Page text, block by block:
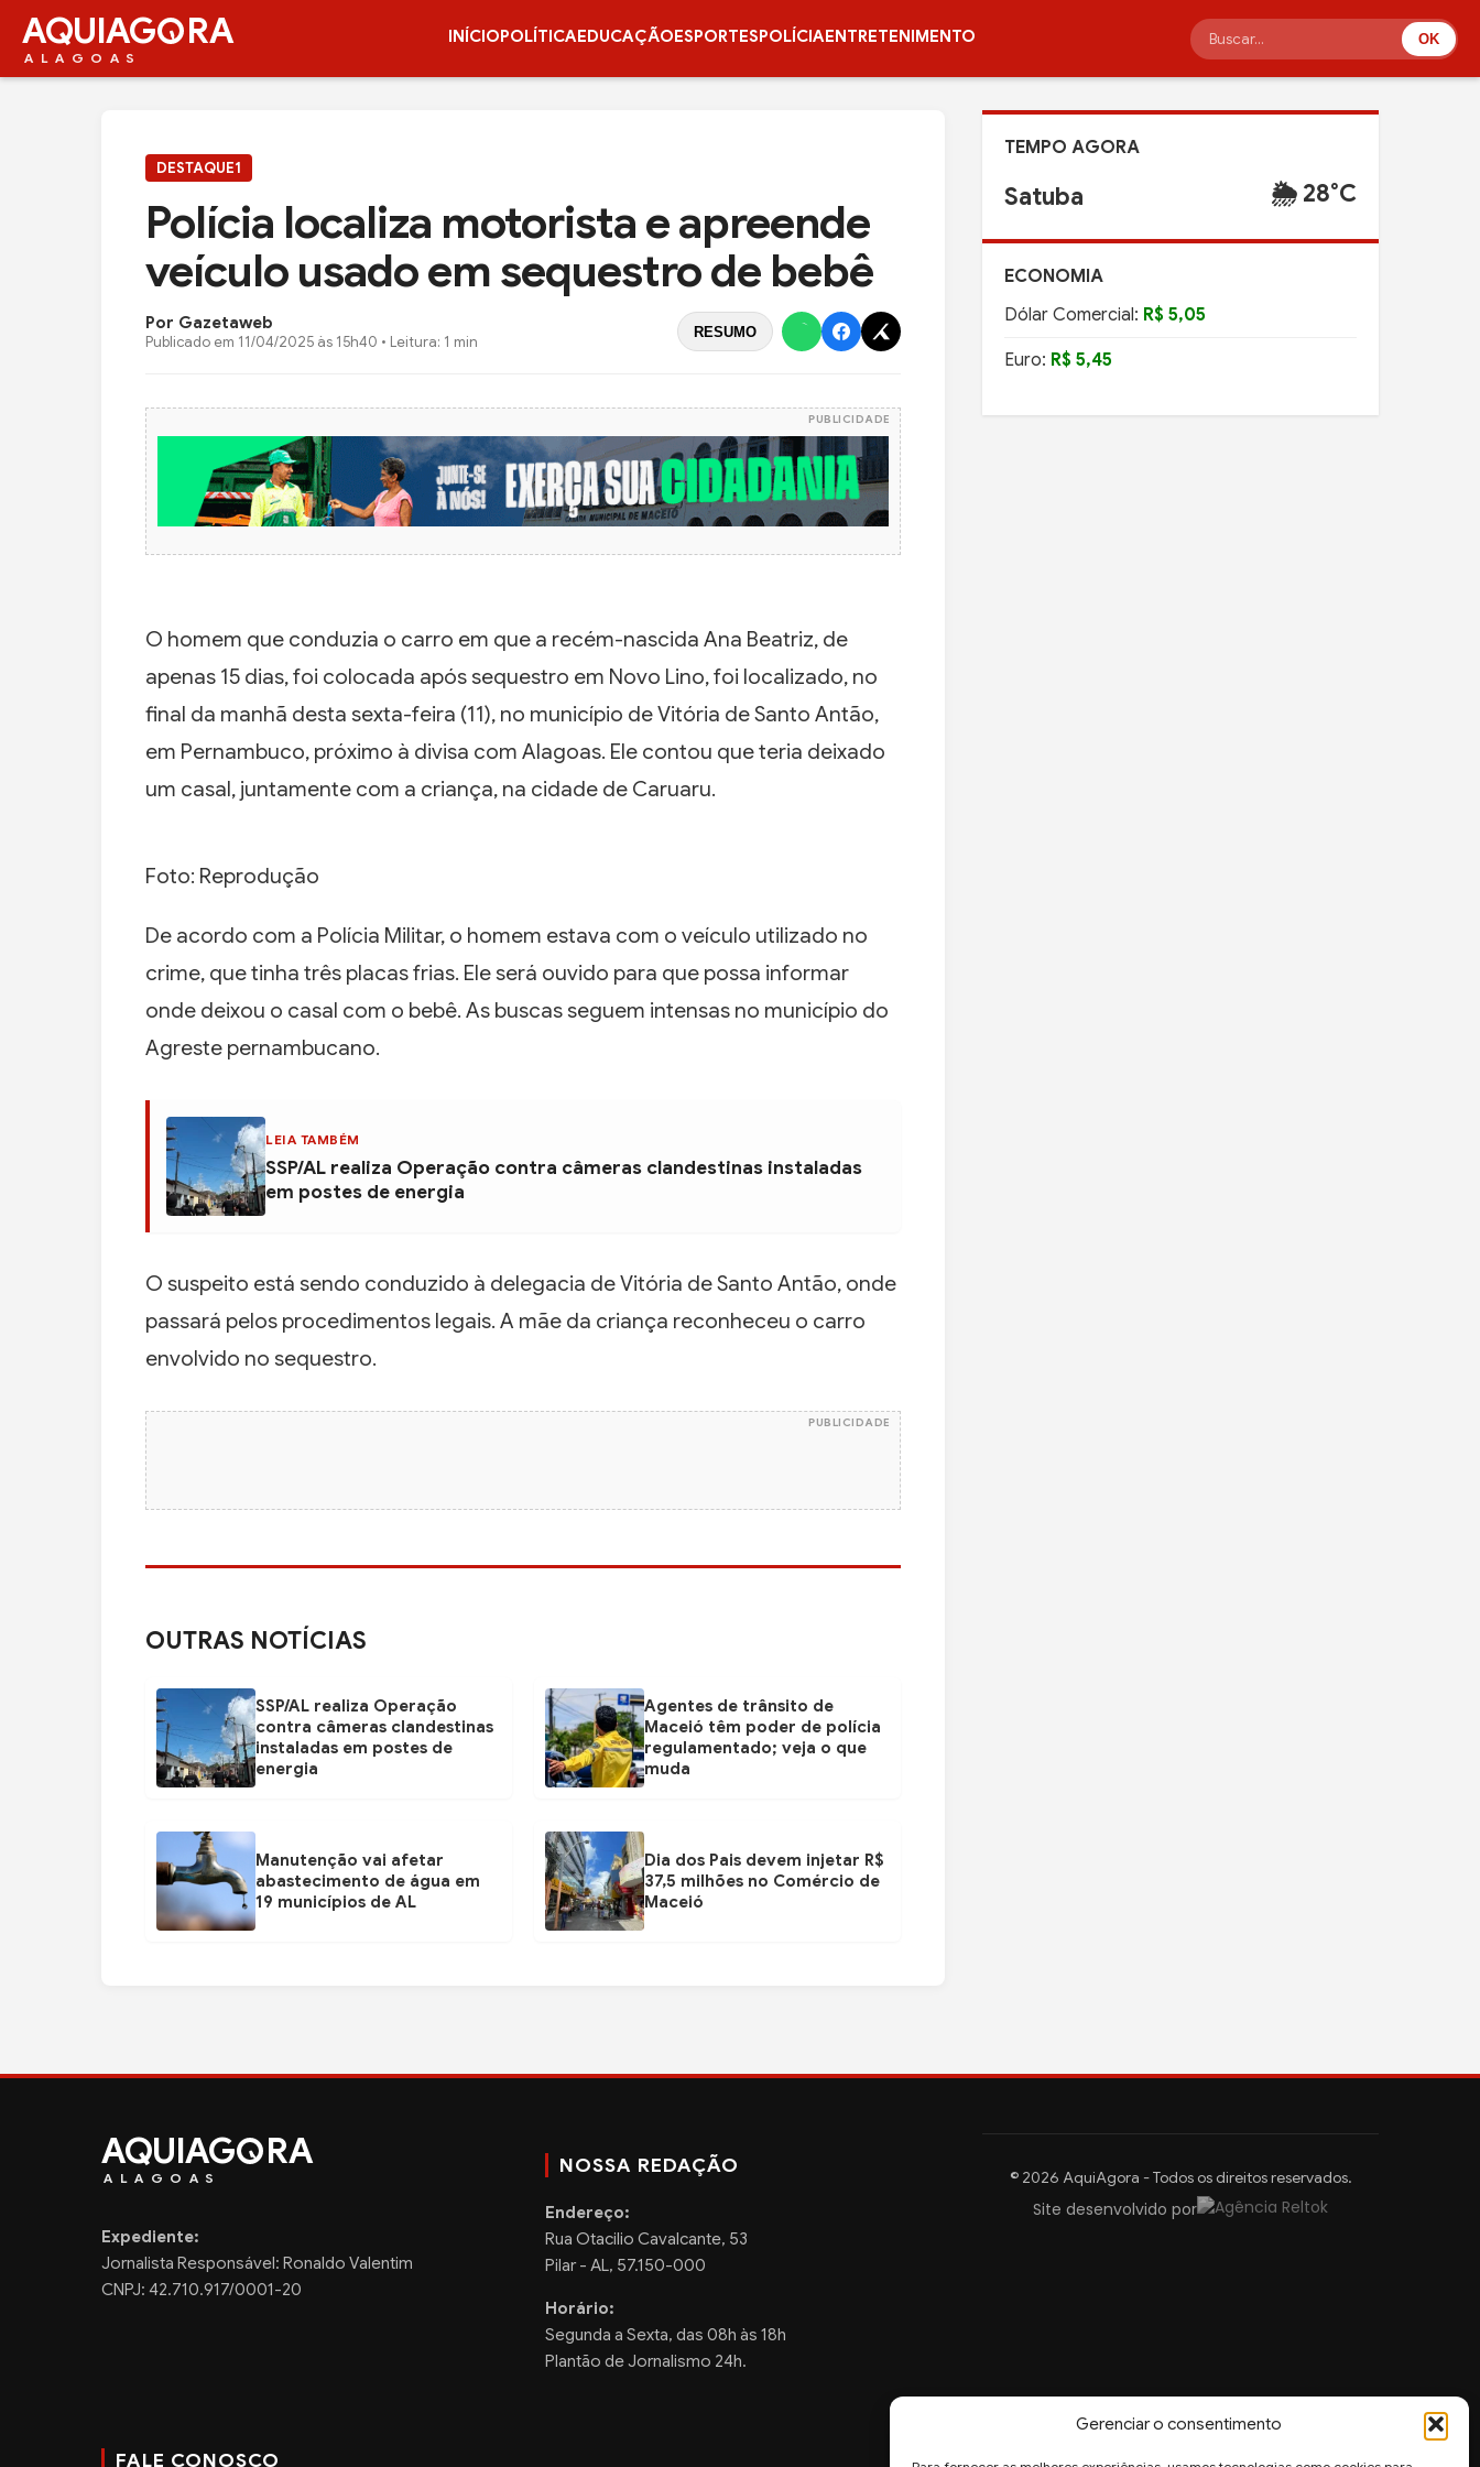
Gerenciar o consentimento
AQUIAG RA
ALAGOAS
INÍCIOPOLÍTICAEDUCAÇÃOESPORTESPOLÍCIAENTRETENIMENTO OK
DESTAQUE1
Polícia localiza motorista e apreende
veículo usado em sequestro de bebê
Por Gazetaweb
Publicado em 11/04/2025 às 15h40 • Leitura: 1 min
RESUMO
PUBLICIDADE
O homem que conduzia o carro em que a recém-nascida Ana Beatriz, de
apenas 15 dias, foi colocada após sequestro em Novo Lino, foi localizado, no
final da manhã desta sexta-feira (11), no município de Vitória de Santo Antão,
em Pernambuco, próximo à divisa com Alagoas. Ele contou que teria deixado
um casal, juntamente com a criança, na cidade de Caruaru.
Foto: Reprodução
De acordo com a Polícia Militar, o homem estava com o veículo utilizado no
crime, que tinha três placas frias. Ele será ouvido para que possa informar
onde deixou o casal com o bebê. As buscas seguem intensas no município do
Agreste pernambucano.
LEIA TAMBÉM
SSP/AL realiza Operação contra câmeras clandestinas instaladas
em postes de energia
O suspeito está sendo conduzido à delegacia de Vitória de Santo Antão, onde
passará pelos procedimentos legais. A mãe da criança reconheceu o carro
envolvido no sequestro.
PUBLICIDADE
OUTRAS NOTÍCIAS
SSP/AL realiza Operação
contra câmeras clandestinas
instaladas em postes de
energia
Agentes de trânsito de
Maceió têm poder de polícia
regulamentado; veja o que
muda
Manutenção vai afetar
abastecimento de água em
19 municípios de AL
Dia dos Pais devem injetar R$
37,5 milhões no Comércio de
Maceió
TEMPO AGORA
Satuba 🌦️ 28°C
ECONOMIA
Dólar Comercial: R$ 5,05
Euro: R$ 5,45
AQUIAG RA
ALAGOAS
Expediente:
Jornalista Responsável: Ronaldo Valentim
CNPJ: 42.710.917/0001-20
NOSSA REDAÇÃO
Endereço:
Rua Otacilio Cavalcante, 53
Pilar - AL, 57.150-000
Horário:
Segunda a Sexta, das 08h às 18h
Plantão de Jornalismo 24h.
FALE CONOSCO
© 2026 AquiAgora - Todos os direitos reservados.
Site desenvolvido por